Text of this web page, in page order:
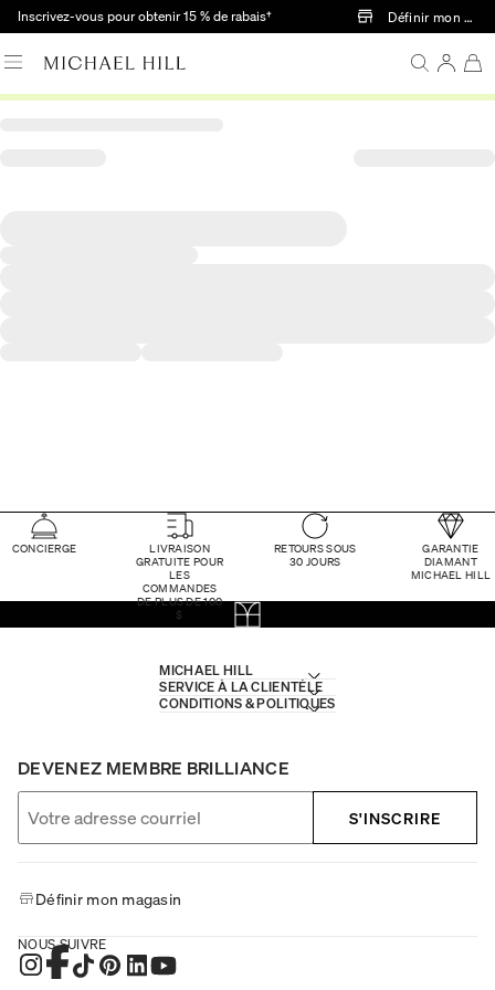
Passer au contenu principal
Inscrivez-vous pour obtenir 15 % de rabais† Définir mon
CONCIERGE
LIVRAISON
GRATUITE POUR
LES
COMMANDES
DE PLUS DE 100
$
RETOURS SOUS
30 JOURS
GARANTIE
DIAMANT
MICHAEL HILL
MICHAEL HILL
SERVICE À LA CLIENTÈLE
CONDITIONS & POLITIQUES
DEVENEZ MEMBRE BRILLIANCE
S'INSCRIRE
Définir mon magasin
NOUS SUIVRE